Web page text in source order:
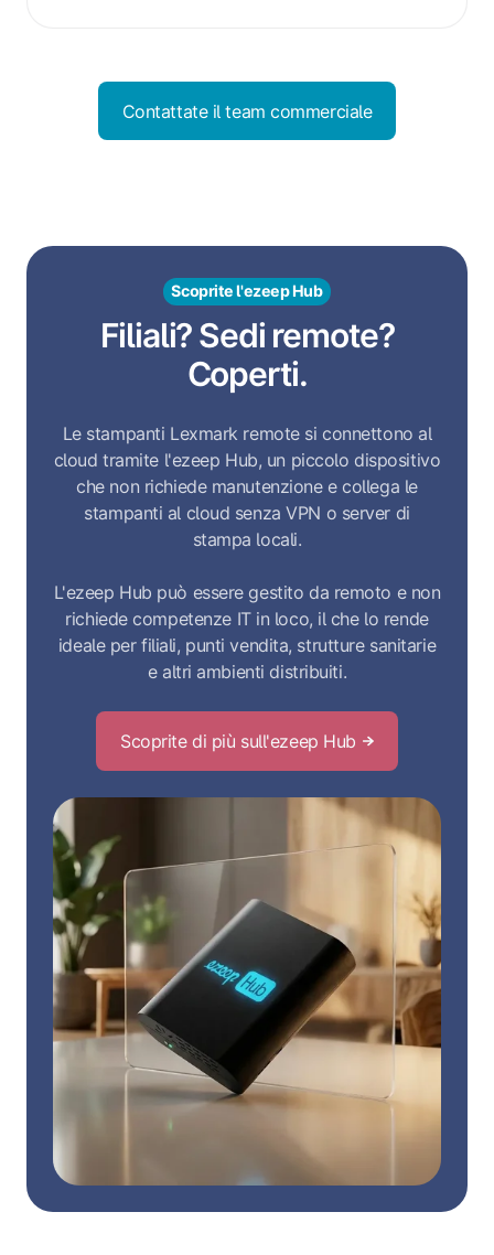
Contattate il team commerciale
Scoprite l'ezeep Hub
Filiali? Sedi remote?
Coperti.
Le stampanti Lexmark remote si connettono al
cloud tramite l'ezeep Hub, un piccolo dispositivo
che non richiede manutenzione e collega le
stampanti al cloud senza VPN o server di
stampa locali.
L'ezeep Hub può essere gestito da remoto e non
richiede competenze IT in loco, il che lo rende
ideale per filiali, punti vendita, strutture sanitarie
e altri ambienti distribuiti.
Scoprite di più sull'ezeep Hub